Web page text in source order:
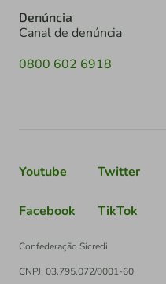
Denúncia
Canal de denúncia
0800 602 6918
Youtube Twitter
Facebook TikTok
Confederação Sicredi
CNPJ: 03.795.072/0001-60